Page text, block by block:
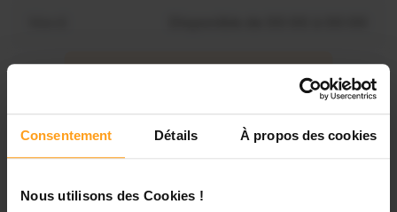
Consentement Détails À propos des cookies
Nous utilisons des Cookies !
Disponible de 00:00 à 00:30
Jeudi Disponible de 00:00 à 00:00
Vendredi Disponible de 00:00 à 00:00
disponibilités de Mariama ?